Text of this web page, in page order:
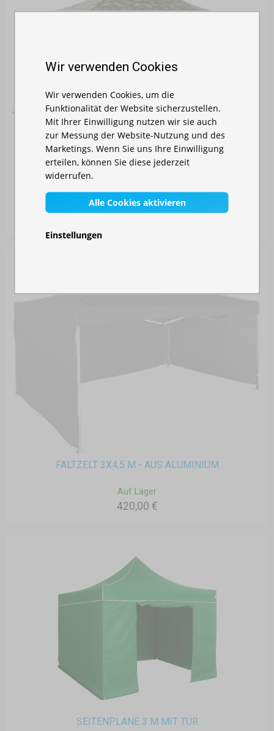
FALTZELT 3X4,5 M - AUS STAHL
Auf Lager
FALTZELT 3X4,5 M - AUS ALUMINIUM
Auf Lager
420,00 €
SEITENPLANE 3 M MIT TÜR
Wir verwenden Cookies
Wir verwenden Cookies, um die
Funktionalität der Website sicherzustellen.
Mit Ihrer Einwilligung nutzen wir sie auch
zur Messung der Website-Nutzung und des
Marketings. Wenn Sie uns Ihre Einwilligung
erteilen, können Sie diese jederzeit
widerrufen.
Alle Cookies aktivieren
Einstellungen